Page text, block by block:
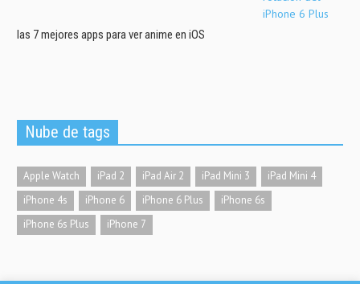
las 7 mejores apps para ver anime en iOS
Nube de tags
Apple Watch iPad 2 iPad Air 2 iPad Mini 3
iPad Mini 4
iPhone 4s
iPhone 6 iPhone 6 Plus
iPhone 6s
iPhone 6s Plus
iPhone 7